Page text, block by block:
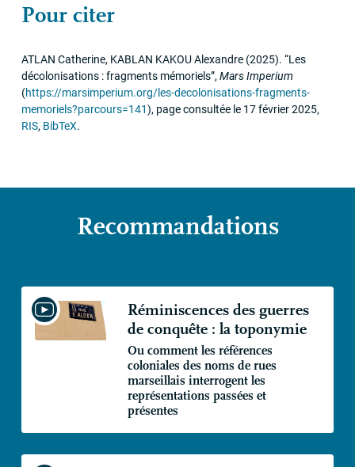
Pour citer
ATLAN Catherine, KABLAN KAKOUAlexandre (2025). “Les
décolonisations : fragments mémoriels”, Mars Imperium
(https://marsimperium.org/les-decolonisations-fragments-
memoriels?parcours=141), page consultée le 17 février 2025,
RIS, BibTeX.
Recommandations
Réminiscences des guerres
de conquête : la toponymie
Ou comment les références
coloniales des noms de rues
marseillais interrogent les
représentations passées et
présentes